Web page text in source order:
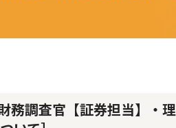
務調査官【証券担当】・